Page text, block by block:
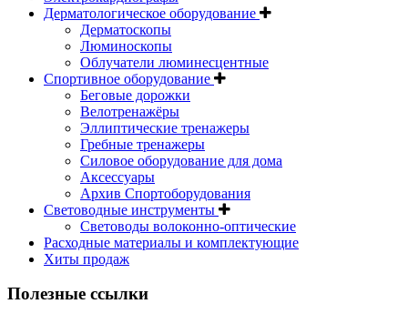
Дерматологическое оборудование
Дерматоскопы
Люминоскопы
Облучатели люминесцентные
Спортивное оборудование
Беговые дорожки
Велотренажёры
Эллиптические тренажеры
Гребные тренажеры
Силовое оборудование для дома
Аксессуары
Архив Спортоборудования
Световодные инструменты
Световоды волоконно-оптические
Расходные материалы и комплектующие
Хиты продаж
Полезные ссылки